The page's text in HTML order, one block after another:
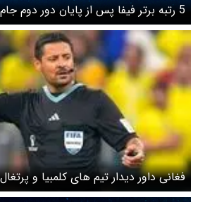
5 رتبه برتر فیفا پس از پایان دور دوم جام جهانی 2026
فغانی داور دیدار تیم های کلمبیا و